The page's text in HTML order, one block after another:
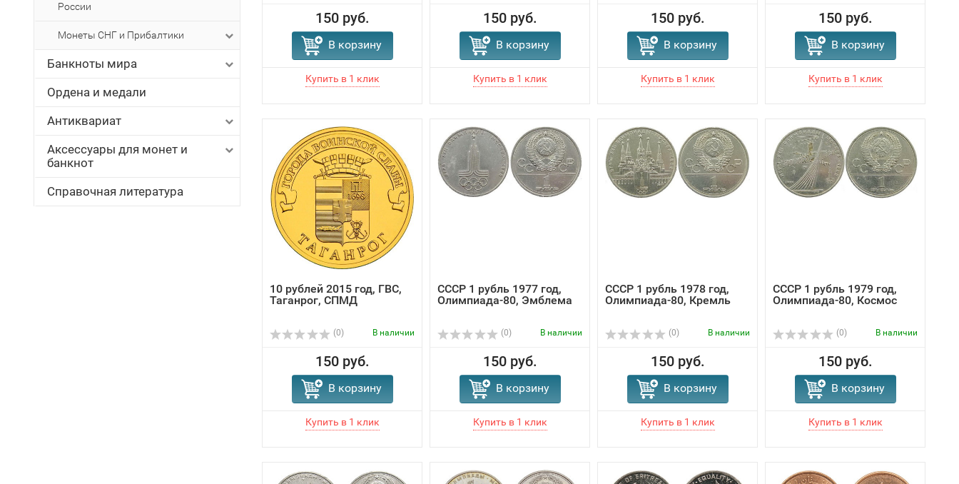
России
Монеты СНГ и Прибалтики
Банкноты мира
Ордена и медали
Антиквариат
Аксессуары для монет и
банкнот
Справочная литература
150 руб.
В корзину
150 руб.
В корзину
150 руб.
В корзину
150 руб.
В корзину
10 рублей 2015 год, ГВС,
Таганрог, СПМД
(0) В наличии
150 руб.
В корзину
СССР 1 рубль 1977 год,
Олимпиада-80, Эмблема
(0) В наличии
150 руб.
В корзину
СССР 1 рубль 1978 год,
Олимпиада-80, Кремль
(0) В наличии
150 руб.
В корзину
СССР 1 рубль 1979 год,
Олимпиада-80, Космос
(0) В наличии
150 руб.
В корзину